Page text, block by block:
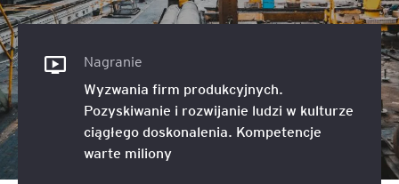
Nagranie
Wyzwania firm produkcyjnych.
Pozyskiwanie i rozwijanie ludzi w kulturze
ciągłego doskonalenia. Kompetencje
warte miliony